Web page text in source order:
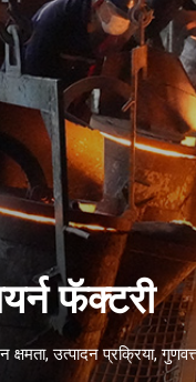
फॅक्टरी
क्षमता, उत्पादन प्रक्रिया,